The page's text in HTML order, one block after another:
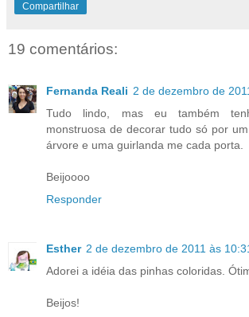
Compartilhar
19 comentários:
Fernanda Reali 2 de dezembro de
Tudo lindo, mas eu também
monstruosa de decorar tudo só por
árvore e uma guirlanda me cada porta.
Beijoooo
Responder
Esther 2 de dezembro de 2011 às
Adorei a idéia das pinhas coloridas.
Beijos!